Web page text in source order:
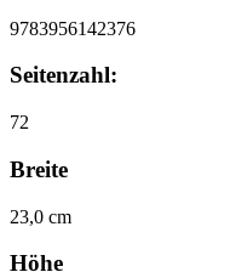
9783956142376
Seitenzahl:
72
Breite
23,0 cm
Höhe